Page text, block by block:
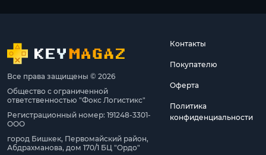
Все права защищены © 2026
Общество с ограниченной
ответственностью "Фокс Логистикс"
Регистрационный номер: 191248-3301-
ООО
город Бишкек, Первомайский район,
Абдрахманова, дом 170/1 БЦ "Ордо"
Контакты
Покупателю
Оферта
Политика
конфиденциальности